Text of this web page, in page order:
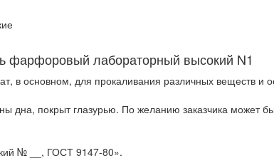
фарфоровый лабораторный высокий N1
в основном, для прокаливания различных веществ и
дна, покрыт глазурью. По желанию заказчика может
№ __, ГОСТ 9147-80».